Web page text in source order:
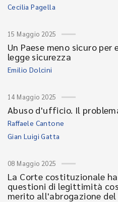
Cecilia Pagella
15 Maggio 2025
Un Paese meno sicuro
legge sicurezza
Emilio Dolcini
14 Maggio 2025
Abuso d'ufficio. Il
Raffaele Cantone
Gian Luigi Gatta
08 Maggio 2025
La Corte costituzionale
questioni di legittimità
merito all'abrogazione